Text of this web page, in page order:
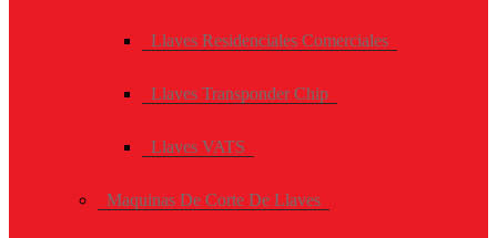
Llaves Residenciales Comerciales
Llaves Transponder Chip
Llaves VATS
Maquinas De Corte De Llaves